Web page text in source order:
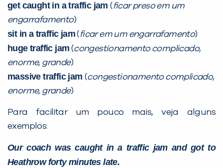
get caught in a traffic jam(ficar preso em um
engarrafamento)
sit in a traffic jam(ficar em um engarrafamento)
huge traffic jam (congestionamento complicado,
enorme, grande)
massive traffic jam (congestionamento complicado,
enorme, grande)
Para facilitar um pouco mais, veja alguns
exemplos:
Our coach was caught in a traffic jam and got to
Heathrow forty minutes late.
Você é aluno inFlux?
Sim